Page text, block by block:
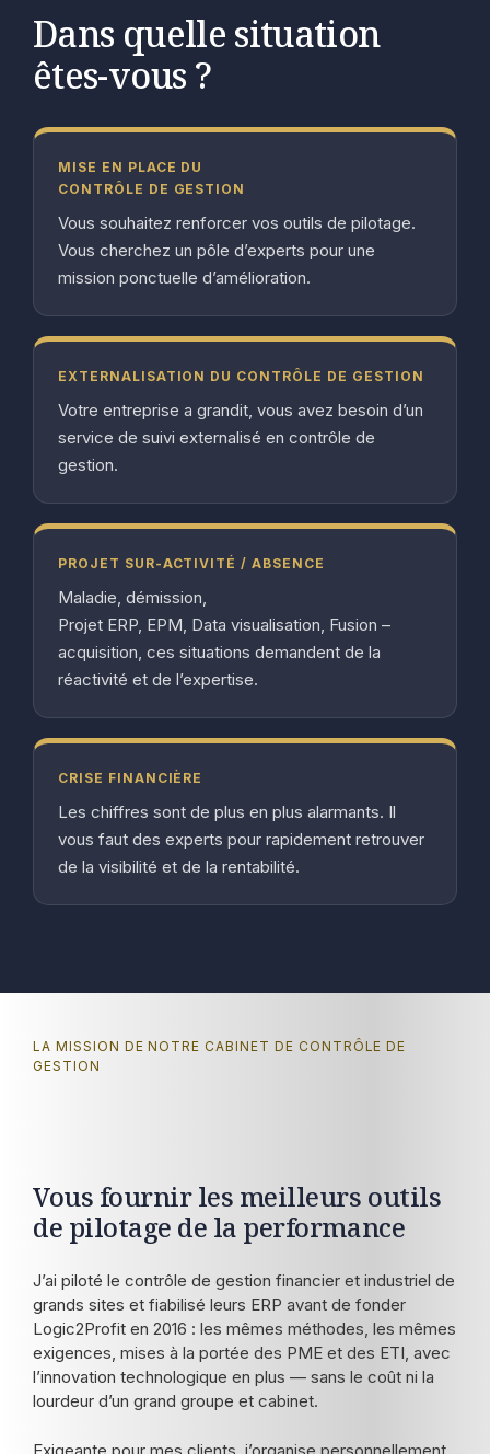
Dans quelle situation
êtes-vous ?
MISE EN PLACE DU
CONTRÔLE DE GESTION
Vous souhaitez renforcer vos outils de pilotage.
Vous cherchez un pôle d’experts pour une
mission ponctuelle d’amélioration.
EXTERNALISATION DU CONTRÔLE DE GESTION
Votre entreprise a grandit, vous avez besoin d’un
service de suivi externalisé en contrôle de
gestion.
PROJET SUR-ACTIVITÉ / ABSENCE
Maladie, démission,
Projet ERP, EPM, Data visualisation, Fusion –
acquisition, ces situations demandent de la
réactivité et de l’expertise.
CRISE FINANCIÈRE
Les chiffres sont de plus en plus alarmants. Il
vous faut des experts pour rapidement retrouver
de la visibilité et de la rentabilité.
LA MISSION DE NOTRE CABINET DE CONTRÔLE DE
GESTION
Vous fournir les meilleurs outils
de pilotage de la performance
J’ai piloté le contrôle de gestion financier et industriel de
grands sites et fiabilisé leurs ERP avant de fonder
Logic2Profit en 2016 : les mêmes méthodes, les mêmes
exigences, mises à la portée des PME et des ETI, avec
l’innovation technologique en plus — sans le coût ni la
lourdeur d’un grand groupe et cabinet.
Exigeante pour mes clients, j’organise personnellement